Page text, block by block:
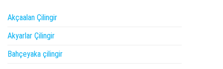
Akçaalan Çilingir
Akyarlar Çilingir
Bahçeyaka çilingir